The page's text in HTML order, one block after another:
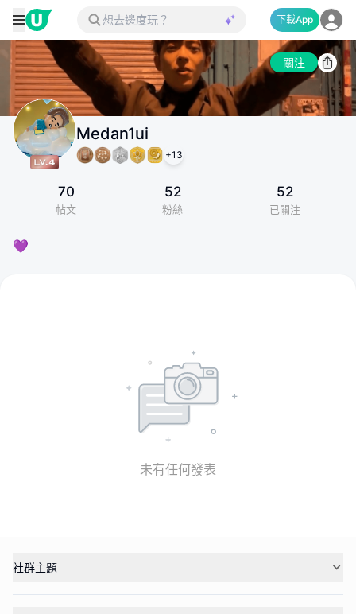
下載App
關注
Medan1ui
+13
70
帖文
52
粉絲
52
已關注
💜
未有任何發表
社群主題